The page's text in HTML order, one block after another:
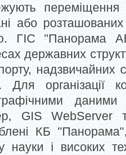
або
ГІС "Панорама
державних
надзвичайних
Для організації
GIS WebServer
КБ
науки і високих